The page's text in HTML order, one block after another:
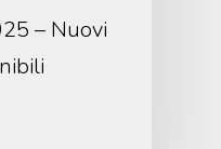
– Nuovi